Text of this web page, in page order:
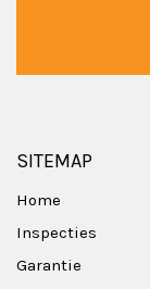
SITEMAP
Home
Inspecties
Garantie